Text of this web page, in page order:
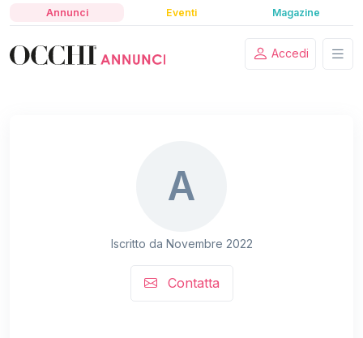
Annunci Eventi Magazine
Accedi
A
Iscritto da Novembre 2022
Contatta